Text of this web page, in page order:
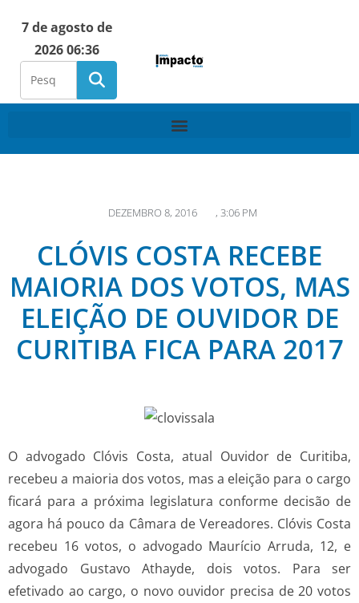
7 de agosto de
2026 06:36
DEZEMBRO 8, 2016 , 3:06 PM
CLÓVIS COSTA RECEBE
MAIORIA DOS VOTOS, MAS
ELEIÇÃO DE OUVIDOR DE
CURITIBA FICA PARA 2017
O advogado Clóvis Costa, atual Ouvidor de Curitiba,
recebeu a maioria dos votos, mas a eleição para o cargo
ficará para a próxima legislatura conforme decisão de
agora há pouco da Câmara de Vereadores. Clóvis Costa
recebeu 16 votos, o advogado Maurício Arruda, 12, e
advogado Gustavo Athayde, dois votos. Para ser
efetivado ao cargo, o novo ouvidor precisa de 20 votos